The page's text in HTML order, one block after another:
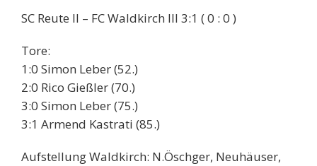
SC Reute II – FC Waldkirch III 3:1 ( 0 : 0 )
Tore:
1:0 Simon Leber (52.)
2:0 Rico Gießler (70.)
3:0 Simon Leber (75.)
3:1 Armend Kastrati (85.)
Aufstellung Waldkirch: N.Öschger, Neuhäuser,